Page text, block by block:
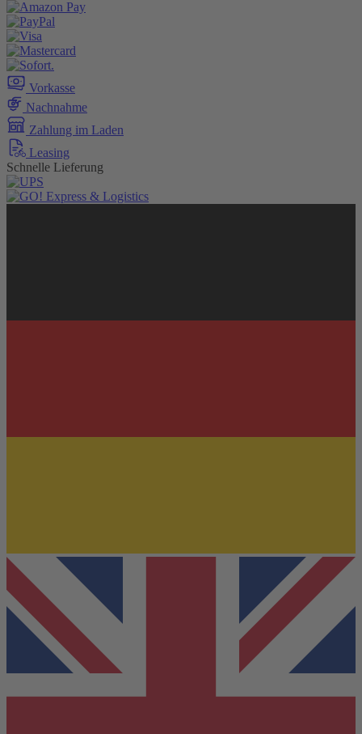
Vorkasse
Nachnahme
Zahlung im Laden
Leasing
Schnelle Lieferung